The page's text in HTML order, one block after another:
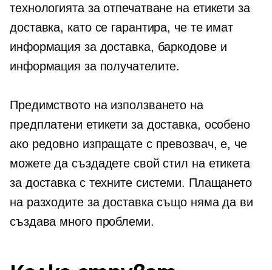
технологията за отпечатване на етикети за
доставка, като се гарантира, че те имат
информация за доставка, баркодове и
информация за получателите.
Предимството на използването на
предплатени етикети за доставка, особено
ако редовно изпращате с превозвач, е, че
можете да създадете свой стил на етикета
за доставка с техните системи. Плащането
на разходите за доставка също няма да ви
създава много проблеми.